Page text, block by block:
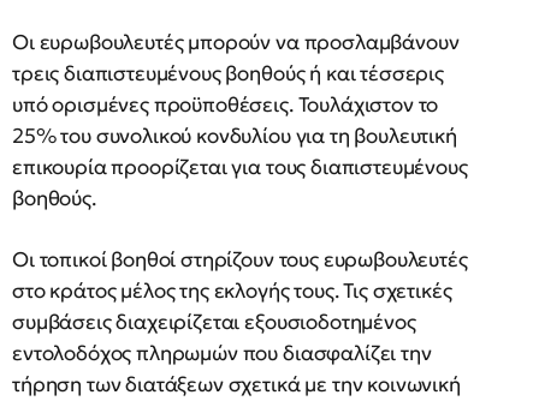
Οι ευρωβουλευτές μπορούν να προσλαμβάνουν
τρεις διαπιστευμένους βοηθούς ή και τέσσερις
υπό ορισμένες προϋποθέσεις. Τουλάχιστον το
25% του συνολικού κονδυλίου για τη βουλευτική
επικουρία προορίζεται για τους διαπιστευμένους
βοηθούς.
Οι τοπικοί βοηθοί στηρίζουν τους ευρωβουλευτές
στο κράτος μέλος της εκλογής τους. Τις σχετικές
συμβάσεις διαχειρίζεται εξουσιοδοτημένος
εντολοδόχος πληρωμών που διασφαλίζει την
τήρηση των διατάξεων σχετικά με την κοινωνική